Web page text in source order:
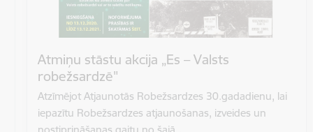
Atmiņu stāstu akcija „Es – Valsts
robežsardzē"
Atzīmējot Atjaunotās Robežsardzes 30.gadadienu, lai
iepazītu Robežsardzes atjaunošanas, izveides un